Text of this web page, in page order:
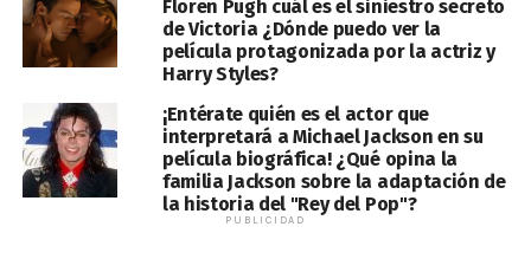
Floren Pugh cuál es el siniestro secreto
de Victoria ¿Dónde puedo ver la
película protagonizada por la actriz y
Harry Styles?
¡Entérate quién es el actor que
interpretará a Michael Jackson en su
película biográfica! ¿Qué opina la
familia Jackson sobre la adaptación de
la historia del "Rey del Pop"?
PUBLICIDAD